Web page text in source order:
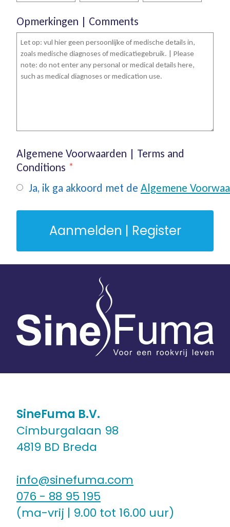
Opmerkingen | Comments
Algemene Voorwaarden | Terms and
Conditions *
Ja, ik ga akkoord met de Algemene
SineFuma B.V.
Cimburgalaan 98
4819 BD Breda
info@sinefuma.com
076 - 88 95 195
(ma-vrij | 9.00 tot 16.00 uur)